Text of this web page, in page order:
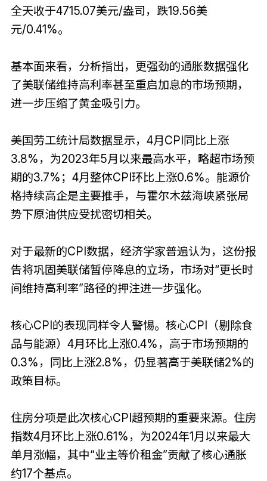
全天收于4715.07美元/盎司，跌19.56美
元/0.41%。
基本面来看，分析指出，更强劲的通胀数据强化
了美联储维持高利率甚至重启加息的市场预期，
进一步压缩了黄金吸引力。
美国劳工统计局数据显示，4月CPI同比上涨
3.8%，为2023年5月以来最高水平，略超市场预
期的3.7%；4月整体CPI环比上涨0.6%。能源价
格持续高企是主要推手，与霍尔木兹海峡紧张局
势下原油供应受扰密切相关。
对于最新的CPI数据，经济学家普遍认为，这份报
告将巩固美联储暂停降息的立场，市场对“更长时
间维持高利率”路径的押注进一步强化。
核心CPI的表现同样令人警惕。核心CPI（剔除食
品与能源）4月环比上涨0.4%，高于市场预期的
0.3%，同比上涨2.8%，仍显著高于美联储2%的
政策目标。
住房分项是此次核心CPI超预期的重要来源。住房
指数4月环比上涨0.61%，为2024年1月以来最大
单月涨幅，其中“业主等价租金”贡献了核心通胀
约17个基点。